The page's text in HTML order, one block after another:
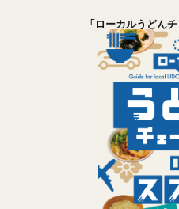
「ローカルうどん